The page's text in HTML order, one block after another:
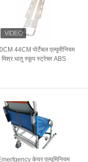
44CM पोर्टेबल एल्यूमीनियम
मिश्र धातु स्कूप स्ट्रेचर ABS
केयर एल्यूमिनियम